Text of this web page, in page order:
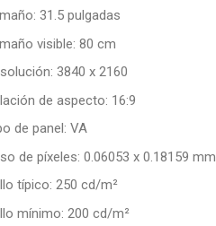
31.5 pulgadas
visible: 80 cm
3840 x 2160
de aspecto: 16:9
de panel: VA
de píxeles: 0.06053 x 0.18159 mm
típico: 250 cd/m²
mínimo: 200 cd/m²